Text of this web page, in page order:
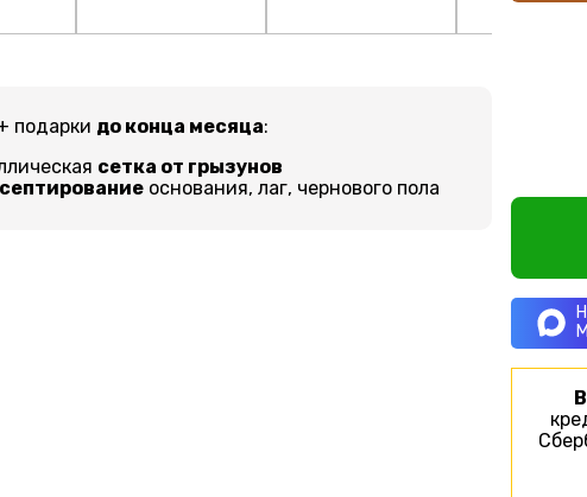
подарки до конца месяца:
сетка от грызунов
основания, лаг, чернового пола